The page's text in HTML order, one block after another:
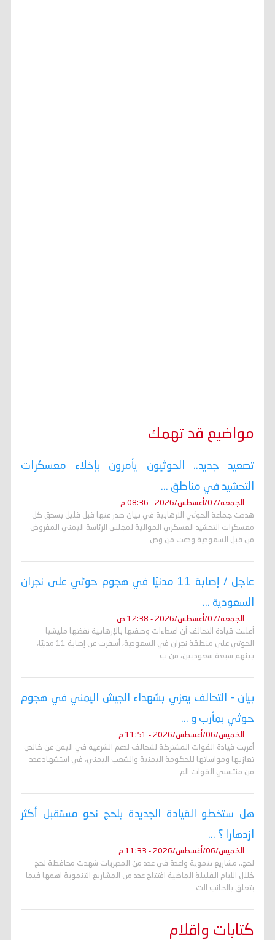
مواضيع قد تهمك
تصعيد جديد.. الحوثيون يأمرون بإخلاء معسكرات
التحشيد في مناطق ...
الجمعة/07/أغسطس/2026 - 08:36 م
هددت جماعة الحوثي الارهابية في بيان صدر عنها قبل قليل بسحق كل
معسكرات التحشيد العسكري الموالية لمجلس الرئاسة اليمني المفروض
من قبل السعودية ودعت من وص
عاجل / إصابة 11 مدنيًا في هجوم حوثي على نجران
السعودية ...
الجمعة/07/أغسطس/2026 - 12:38 ص
أعلنت قيادة التحالف أن اعتداءات وصفتها بالإرهابية نفذتها مليشيا
الحوثي على منطقة نجران في السعودية، أسفرت عن إصابة 11 مدنيًا،
بينهم سبعة سعوديين، من ب
بيان - التحالف يعزي بشهداء الجيش اليمني في هجوم
حوثي بمأرب و ...
الخميس/06/أغسطس/2026 - 11:51 م
أعربت قيادة القوات المشتركة للتحالف لدعم الشرعية في اليمن عن خالص
تعازيها ومواساتها للحكومة اليمنية والشعب اليمني، في استشهاد عدد
من منتسبي القوات الم
هل ستخطو القيادة الجديدة بلحج نحو مستقبل أكثر
ازدهارا ؟ ...
الخميس/06/أغسطس/2026 - 11:33 م
لحج.. مشاريع تنموية واعدة في عدد من المديريات شهدت محافظة لحج
خلال الايام القليلة الماضية افتتاح عدد من المشاريع التنموية اهمها فيما
يتعلق بالجانب الت
كتابات واقلام